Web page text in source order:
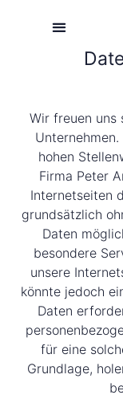
Wir freuen uns
hohen
Firma Peter
Internetseiten
grundsätzlich
Daten
besondere
unsere
könnte jedoch
Daten
für eine
Grundlage,